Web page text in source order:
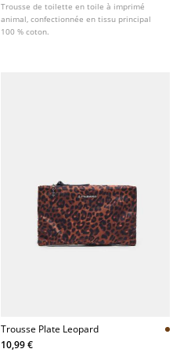
Trousse de toilette en toile à imprimé
animal, confectionnée en tissu principal
100 % coton.
Trousse Plate Leopard
10,99 €